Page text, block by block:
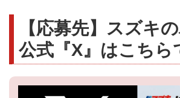
【応募先】スズキ
公式『X』はこちら